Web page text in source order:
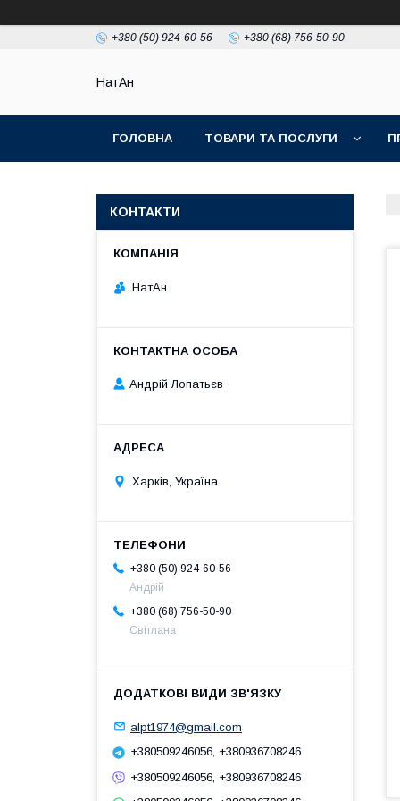
+380 (50) 924-60-56 +380 (68) 756-50-90
НатАн
ГОЛОВНА ТОВАРИ ТА ПОСЛУГИ
КОНТАКТИ
НатАн
Андрій Лопатьєв
Харків, Україна
+380 (50) 924-60-56
Андрій
+380 (68) 756-50-90
Світлана
alpt1974@gmail.com
+380509246056, +380936708246
+380509246056, +380936708246